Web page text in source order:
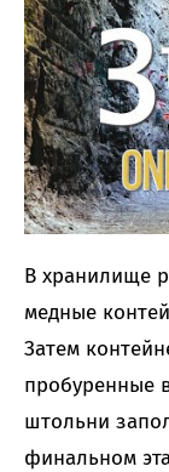
В хранилище
медные
Затем
пробуренные
штольни
финальном